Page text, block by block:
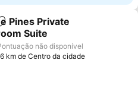
aos favoritos
Pines Private
Suite
não disponível
km de Centro da cidade